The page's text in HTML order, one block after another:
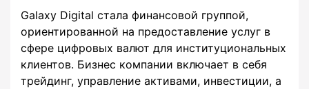
Galaxy Digital стала финансовой группой,
ориентированной на предоставление услуг в
сфере цифровых валют для институциональных
клиентов. Бизнес компании включает в себя
трейдинг, управление активами, инвестиции, а